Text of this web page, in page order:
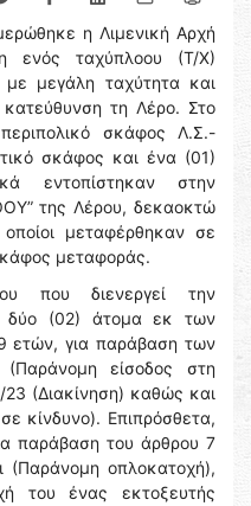
η Λιμενική Αρχή
ενός ταχύπλοου (Τ/Χ)
μεγάλη ταχύτητα και
τη Λέρο. Στο
σκάφος Λ.Σ.-
σκάφος και ένα (01)
εντοπίστηκαν στην
της Λέρου, δεκαοκτώ
μεταφέρθηκαν σε
μεταφοράς.
που διενεργεί την
δύο (02) άτομα εκ των
ετών, για παράβαση των
είσοδος στη
(Διακίνηση) καθώς και
κίνδυνο). Επιπρόσθετα,
παράβαση του άρθρου 7
(Παράνομη οπλοκατοχή),
του ένας εκτοξευτής